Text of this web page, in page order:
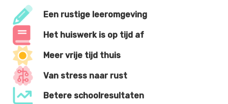
Een rustige leeromgeving
Het huiswerk is op tijd af
Meer vrije tijd thuis
Van stress naar rust
Betere schoolresultaten